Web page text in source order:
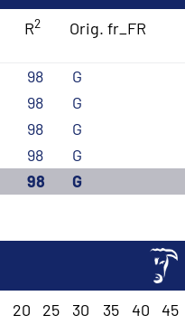
R2 Orig. fr_FR
98
G
98
G
98
G
98
G
98 G
20 25 30 35 40 45